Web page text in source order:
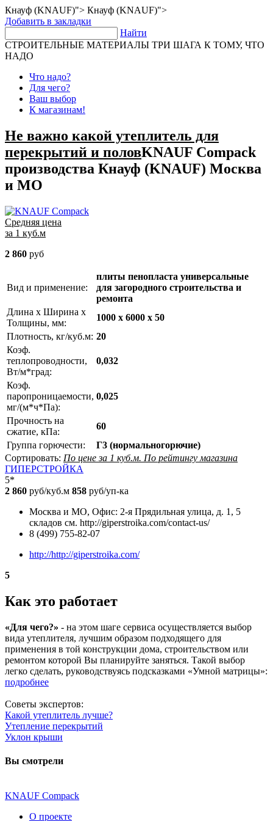
Кнауф (KNAUF)"> Кнауф (KNAUF)">
Добавить в закладки
Найти
СТРОИТЕЛЬНЫЕ МАТЕРИАЛЫ ТРИ ШАГА К ТОМУ, ЧТО
НАДО
Что надо?
Для чего?
Ваш выбор
К магазинам!
Не важно какой утеплитель для
перекрытий и половKNAUF Compack
производства Кнауф (KNAUF) Москва
и МО
Средняя цена
за 1 куб.м
2 860 руб
Вид и применение:
плиты пенопласта универсальные
для загородного строительства и
ремонта
Длина х Ширина х
Толщины, мм:
1000 х 6000 х 50
Плотность, кг/куб.м: 20
Коэф.
теплопроводности,
Вт/м*град:
0,032
Коэф.
паропроницаемости,
мг/(м*ч*Па):
0,025
Прочность на
сжатие, кПа:
60
Группа горючести:
Г3 (нормальногорючие)
Сортировать: По цене за 1 куб.м. По рейтингу магазина
ГИПЕРСТРОЙКА
5*
2 860 руб/куб.м 858 руб/уп-ка
Москва и МО, Офис: 2-я Прядильная улица, д. 1, 5
складов см. http://giperstroika.com/contact-us/
8 (499) 755-82-07
http://http://giperstroika.com/
5
Как это работает
«Для чего?» - на этом шаге сервиса осуществляется выбор
вида утеплителя, лучшим образом подходящего для
применения в той конструкции дома, строительством или
ремонтом которой Вы планируйте заняться. Такой выбор
легко сделать, руководствуясь подсказками «Умной матрицы»:
подробнее
Советы экспертов:
Какой утеплитель лучше?
Утепление перекрытий
Уклон крыши
Вы смотрели
KNAUF Compack
О проекте